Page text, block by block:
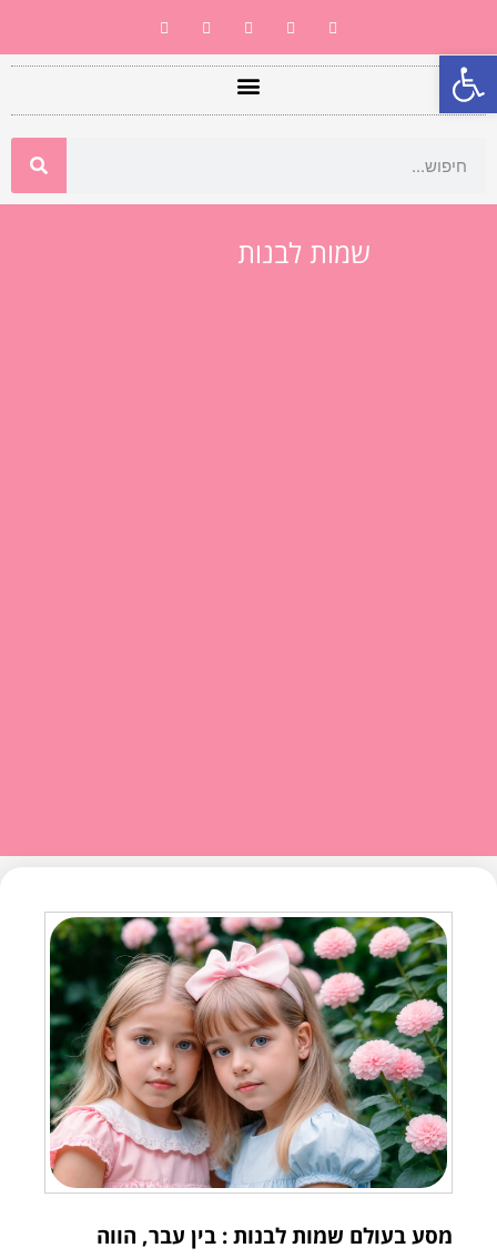
פתח סרגל נגישות
שמות לבנות
מסע בעולם שמות לבנות : בין עבר, הווה